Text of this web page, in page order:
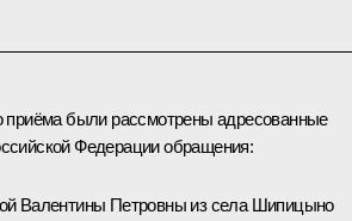
приёма были рассмотрены адресованные
Федерации обращения:
Валентины Петровны из села Шипицыно